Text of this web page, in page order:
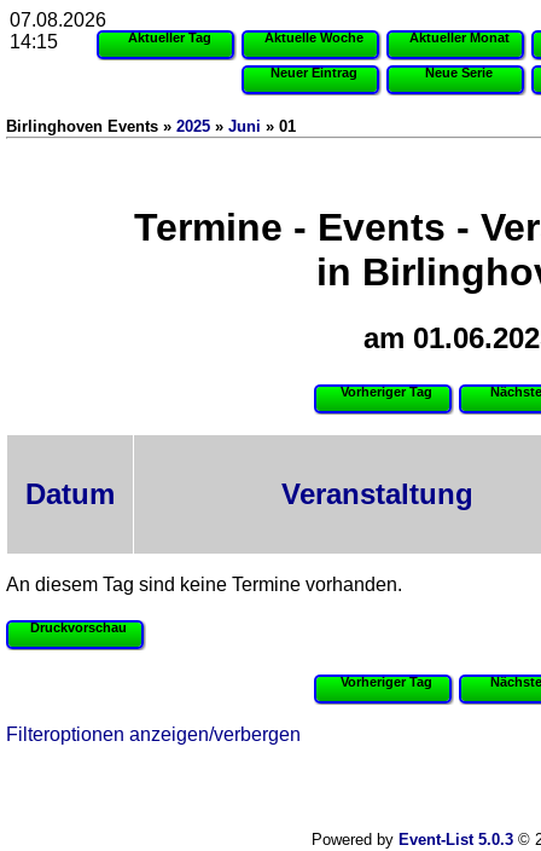
Aktueller Tag Aktuelle Woche Aktueller Monat
Neuer Eintrag Neue Serie
Birlinghoven Events » 2025 » Juni » 01
Termine - Events -
in
am
Vorheriger Tag
Datum Veranstaltung
An diesem Tag sind keine Termine vorhanden.
Druckvorschau
Vorheriger Tag
Filteroptionen anzeigen/verbergen
Powered by Event-List 5.0.3©
07.08.2026
14:15